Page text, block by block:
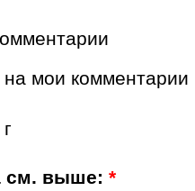
мои комментарии
г
см. выше:*